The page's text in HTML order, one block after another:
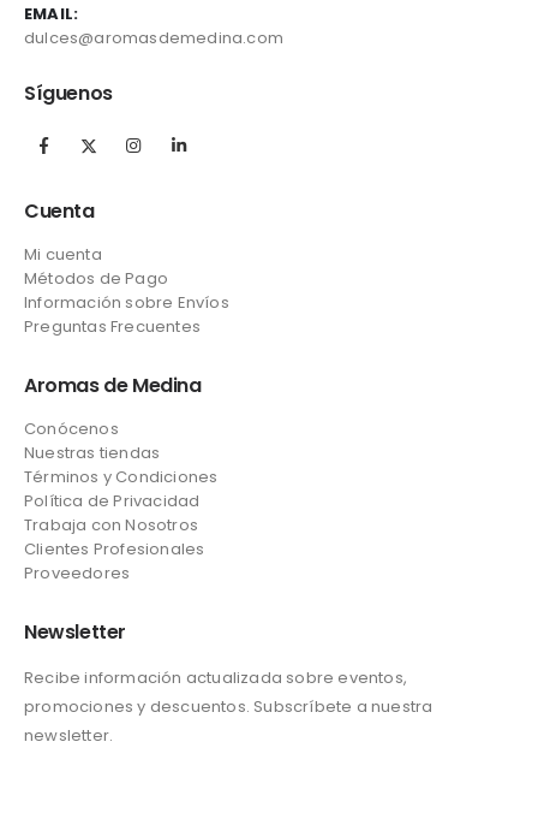
EMAIL:
dulces@aromasdemedina.com
Síguenos
Cuenta
Mi cuenta
Métodos de Pago
Información sobre Envíos
Preguntas Frecuentes
Aromas de Medina
Conócenos
Nuestras tiendas
Términos y Condiciones
Política de Privacidad
Trabaja con Nosotros
Clientes Profesionales
Proveedores
Newsletter
Recibe información actualizada sobre eventos,
promociones y descuentos. Subscríbete a nuestra
newsletter.